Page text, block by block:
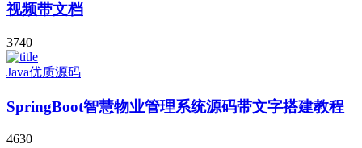
视频带文档
3740
Java优质源码
SpringBoot智慧物业管理系统源码带文字搭建教程
4630